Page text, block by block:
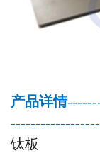
产品详情
钛板